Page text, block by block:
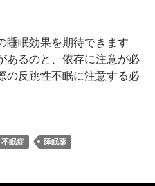
睡眠効果を期待できます
あるのと、依存に注意が必
の反跳性不眠に注意する必
不眠症 睡眠薬